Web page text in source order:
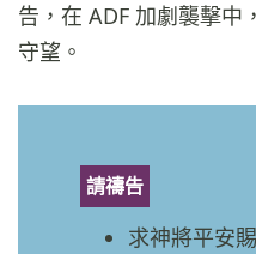
告，在 ADF 加劇襲擊中
守望。
請禱告
求神將平安